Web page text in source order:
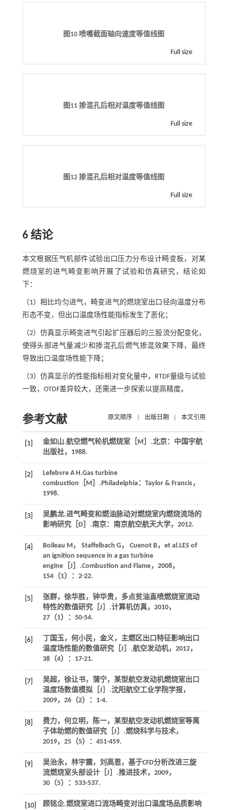
图10 喷嘴截面轴向速度等值线图
Full size
图11 掺混孔后相对温度等值线图
Full size
图12 掺混孔后相对温度等值线图
Full size
6 结论
本文根据压气机部件试验出口压力分布设计畸变板，对某
燃烧室的进气畸变影响开展了试验和仿真研究，结论如
下：
（1）相比均匀进气，畸变进气的燃烧室出口径向温度分布
形态不变，但出口温度场性能指标发生了恶化；
（2）仿真显示畸变进气引起扩压器后的三股流分配变化，
使得头部进气量减少和掺混孔后燃气掺混效果下降，最终
导致出口温度场性能下降；
（3）仿真显示的性能指标相对变化量中，RTDF量级与试验
一致，OTDF差异较大，还需进一步探索以提高精度。
参考文献 原文顺序 出版日期 本文引用
[1] 金如山.航空燃气轮机燃烧室［M］.北京：中国宇航
出版社， 1988.
[2] Lefebvre A H.Gas turbine
combustion ［M］.Philadelphia：Taylor & Francis，
1998.
[3]
吴鹏龙.进气畸变和燃油脉动对燃烧室内燃烧流场的
影响研究［D］.南京：南京航空航天大学， 2012.
[4] Boileau M， Staffelbach G， Cuenot B，et al.LES of
an ignition sequence in a gas turbine
engine［J］.Combustion and Flame， 2008，
154（1）：2-22.
[5]
张群，徐华胜，钟华贵，多点贫油直喷燃烧室流动
特性的数值研究［J］.计算机仿真， 2010，
27（1）：50-54.
[6]
丁国玉，何小民，金义，主燃区出口特征影响出口
温度场性能的数值研究［J］.航空发动机， 2012，
38（4）：17-21.
[7]
吴超，徐让书，蒲宁，某型航空发动机燃烧室出口
温度场数值模拟［J］.沈阳航空工业学院学报，
2009， 26（2）：1-4.
[8]
费力，何立明，陈一，某型航空发动机燃烧室等离
子体助燃的数值研究［J］.燃烧科学与技术，
2019， 25（5）：451-459.
[9]
吴治永，林宇震，刘高恩，基于CFD分析改进三旋
流燃烧室头部设计［J］.推进技术， 2009，
30（5）：533-537.
[10]
顾铭企.燃烧室进口流场畸变对出口温度场品质影响